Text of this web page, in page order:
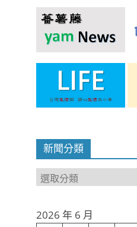
新聞分類
新
類
2026 年 6 月